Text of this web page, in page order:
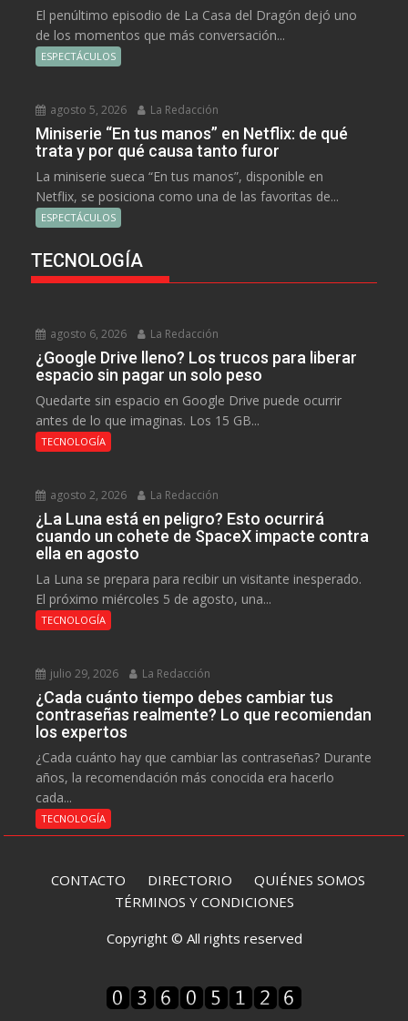
El penúltimo episodio de La Casa del Dragón dejó uno
de los momentos que más conversación...
ESPECTÁCULOS
agosto 5, 2026 La Redacción
Miniserie “En tus manos” en Netflix: de qué
trata y por qué causa tanto furor
La miniserie sueca “En tus manos”, disponible en
Netflix, se posiciona como una de las favoritas de...
ESPECTÁCULOS
TECNOLOGÍA
agosto 6, 2026 La Redacción
¿Google Drive lleno? Los trucos para liberar
espacio sin pagar un solo peso
Quedarte sin espacio en Google Drive puede ocurrir
antes de lo que imaginas. Los 15 GB...
TECNOLOGÍA
agosto 2, 2026 La Redacción
¿La Luna está en peligro? Esto ocurrirá
cuando un cohete de SpaceX impacte contra
ella en agosto
La Luna se prepara para recibir un visitante inesperado.
El próximo miércoles 5 de agosto, una...
TECNOLOGÍA
julio 29, 2026 La Redacción
¿Cada cuánto tiempo debes cambiar tus
contraseñas realmente? Lo que recomiendan
los expertos
¿Cada cuánto hay que cambiar las contraseñas? Durante
años, la recomendación más conocida era hacerlo
cada...
TECNOLOGÍA
CONTACTO DIRECTORIO QUIÉNES SOMOS
TÉRMINOS Y CONDICIONES
Copyright © All rights reserved